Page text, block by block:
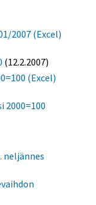
2007 (Excel)
(12.2.2007)
(Excel)
2000=100
neljännes